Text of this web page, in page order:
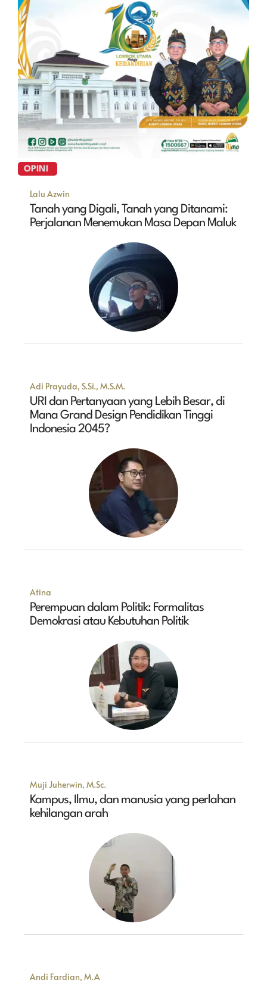
OPINI
Lalu Azwin
Tanah yang Digali, Tanah yang Ditanami:
Perjalanan Menemukan Masa Depan Maluk
Adi Prayuda, S.Si., M.S.M.
URI dan Pertanyaan yang Lebih Besar, di
Mana Grand Design Pendidikan Tinggi
Indonesia 2045?
Atina
Perempuan dalam Politik: Formalitas
Demokrasi atau Kebutuhan Politik
Muji Juherwin, M.Sc.
Kampus, Ilmu, dan manusia yang perlahan
kehilangan arah
Andi Fardian, M.A